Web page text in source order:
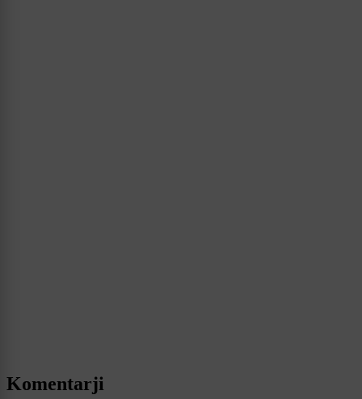
Komentarji